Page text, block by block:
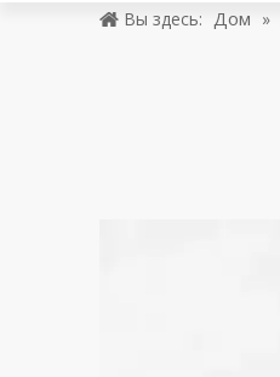
Вы здесь: Дом »